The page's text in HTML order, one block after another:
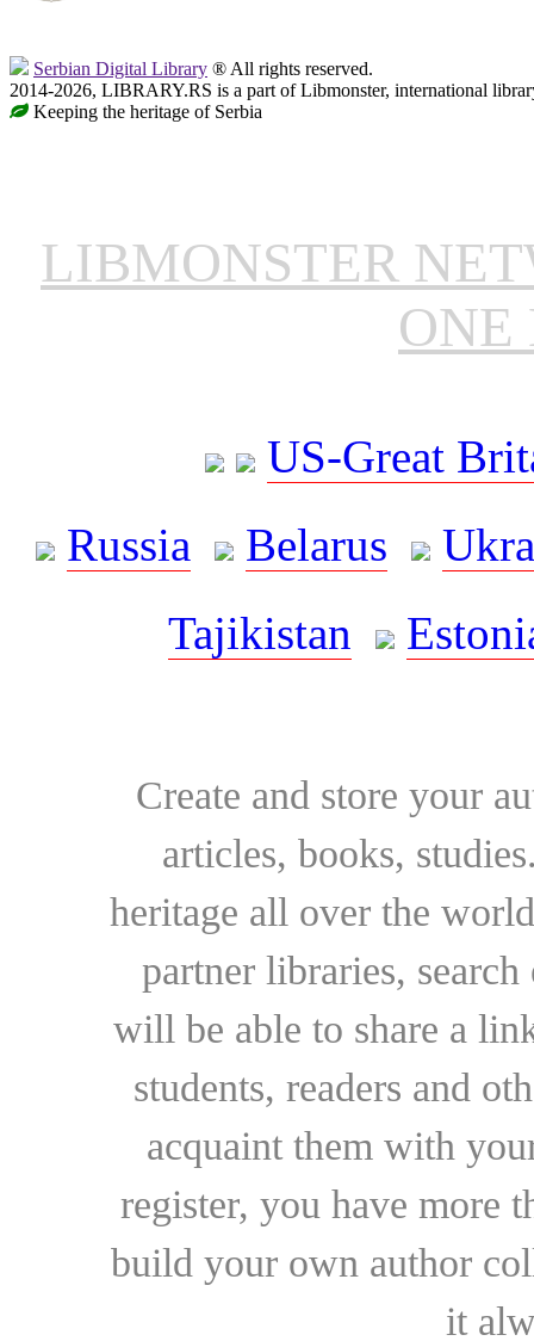
Serbian Digital Library ® All rights reserved.
2014-2026, LIBRARY.RS is a part of Libmonster, international
Keeping the heritage of Serbia
LIBMONSTER
ONE
US-Great
Russia
Belarus
Tajikistan
Create and store your
articles, books,
heritage all over the
partner libraries,
will be able to share a
students, readers and
acquaint them with
register, you have more
build your own author
it